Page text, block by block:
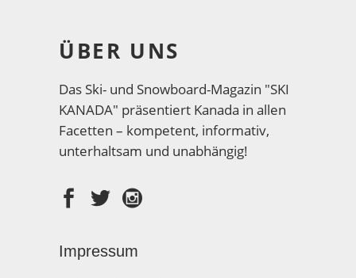
ÜBER UNS
Das Ski- und Snowboard-Magazin "SKI
KANADA" präsentiert Kanada in allen
Facetten – kompetent, informativ,
unterhaltsam und unabhängig!
Impressum